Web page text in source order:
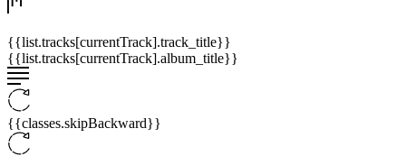
{{list.tracks[currentTrack].track_title}}
{{list.tracks[currentTrack].album_title}}
{{classes.skipBackward}}